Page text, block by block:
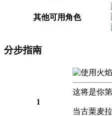
其他可用角色
分步指南
1
这将是你
当古栗麦